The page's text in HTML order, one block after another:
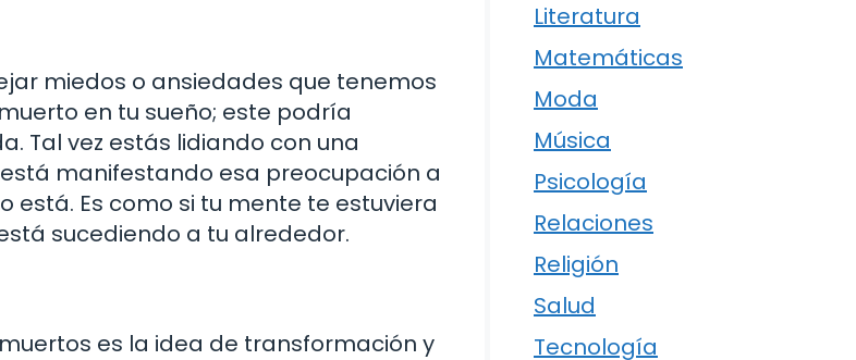
miedos o ansiedades que tenemos
muerto en tu sueño; este podría
Tal vez estás lidiando con una
manifestando esa preocupación a
Es como si tu mente te estuviera
sucediendo a tu alrededor.
es la idea de transformación y
Literatura
Matemáticas
Moda
Música
Psicología
Relaciones
Religión
Salud
Tecnología